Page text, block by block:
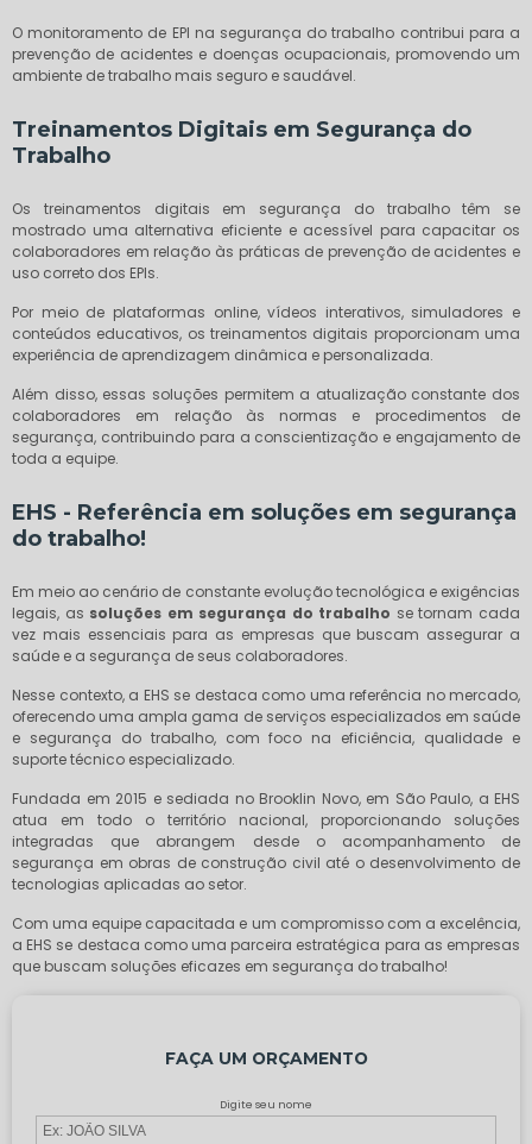
O monitoramento de EPI na segurança do trabalho contribui para a
prevenção de acidentes e doenças ocupacionais, promovendo um
ambiente de trabalho mais seguro e saudável.
Treinamentos Digitais em Segurança do
Trabalho
Os treinamentos digitais em segurança do trabalho têm se
mostrado uma alternativa eficiente e acessível para capacitar os
colaboradores em relação às práticas de prevenção de acidentes e
uso correto dos EPIs.
Por meio de plataformas online, vídeos interativos, simuladores e
conteúdos educativos, os treinamentos digitais proporcionam uma
experiência de aprendizagem dinâmica e personalizada.
Além disso, essas soluções permitem a atualização constante dos
colaboradores em relação às normas e procedimentos de
segurança, contribuindo para a conscientização e engajamento de
toda a equipe.
EHS - Referência em soluções em segurança
do trabalho!
Em meio ao cenário de constante evolução tecnológica e exigências
legais, as soluções em segurança do trabalho se tornam cada
vez mais essenciais para as empresas que buscam assegurar a
saúde e a segurança de seus colaboradores.
Nesse contexto, a EHS se destaca como uma referência no mercado,
oferecendo uma ampla gama de serviços especializados em saúde
e segurança do trabalho, com foco na eficiência, qualidade e
suporte técnico especializado.
Fundada em 2015 e sediada no Brooklin Novo, em São Paulo, a EHS
atua em todo o território nacional, proporcionando soluções
integradas que abrangem desde o acompanhamento de
segurança em obras de construção civil até o desenvolvimento de
tecnologias aplicadas ao setor.
Com uma equipe capacitada e um compromisso com a excelência,
a EHS se destaca como uma parceira estratégica para as empresas
que buscam soluções eficazes em segurança do trabalho!
FAÇA UM ORÇAMENTO
Digite seu nome